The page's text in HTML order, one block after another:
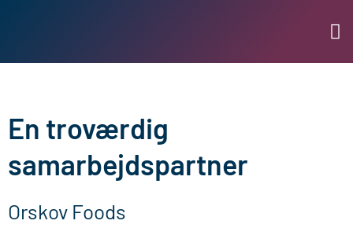
Orskov Foods
En troværdig
samarbejdspartner